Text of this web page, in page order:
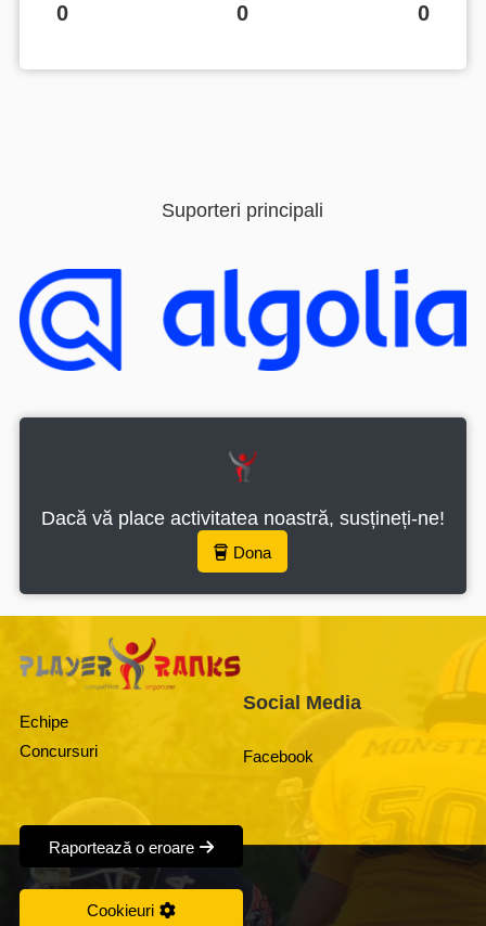
0 0 0
Suporteri principali
Dacă vă place activitatea noastră, susțineți-ne!
Dona
Echipe
Concursuri
Raportează o eroare
Cookieuri
Social Media
Facebook